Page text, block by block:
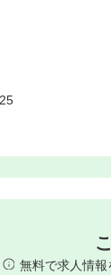
無料で求人情報